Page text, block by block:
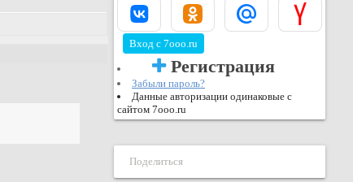
Вход с 7ooo.ru
Регистрация
Забыли пароль?
Данные авторизации одинаковые с
сайтом 7ooo.ru
Поделиться